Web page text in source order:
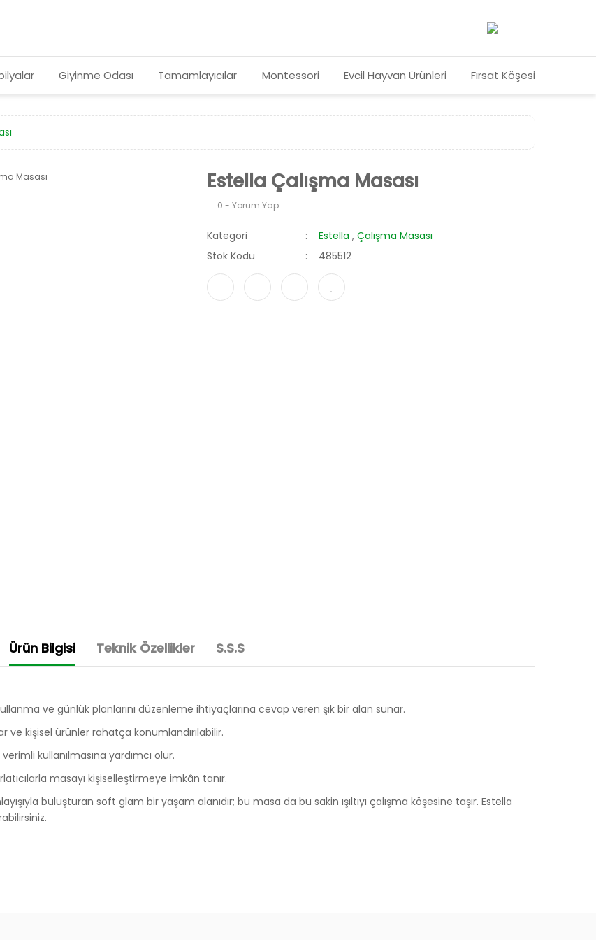
Giyinme Odası Tamamlayıcılar Montessori Evcil Hayvan Ürünleri Fırsat Köşesi
Estella Çalışma Masası
0 - Yorum Yap
Kategori Estella , Çalışma Masası
Stok Kodu
485512
Ürün Bilgisi Teknik Özellikler S.S.S
ve günlük planlarını düzenleme ihtiyaçlarına cevap veren şık bir alan sunar.
ve kişisel ürünler rahatça konumlandırılabilir.
kullanılmasına yardımcı olur.
masayı kişiselleştirmeye imkân tanır.
buluşturan soft glam bir yaşam alanıdır; bu masa da bu sakin ışıltıyı çalışma köşesine taşır. Estella